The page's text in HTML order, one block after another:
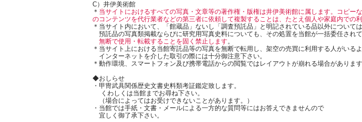
C）井伊美術館
＊ 当サイトにおけるすべての写真・文章等の著作権・版権は井伊美術館に属します。コピー
のコンテンツを代行業者などの第三者に依頼して複製することは、たとえ個人や家庭内での
＊当サイト内において、「館蔵品」ないし「調査預託品」と明記されている品以外について
預託品の写真類掲載ならびに研究用写真史料についても、その処置を当館が一括委任されて
無断で使用・転載することを固く禁止します。
＊当サイト上における当館寄託品等の写真を無断で転用し、架空の売買に利用する人がいるよ
インターネットを介した取引の際には十分御注意下さい。
＊動作環境、スマートフォン及び携帯電話からの閲覧ではレイアウトが崩れる場合があります
◆おしらせ
・甲冑武具関係歴史文書史料類考証鑑定致します。
くわしくは当館までお尋ね下さい。
（場合によってはお受けできないことがあります。）
・当館では手紙・文書・メールによる一方的な質問等にはお答えできませんので
宜しく御了承下さい。